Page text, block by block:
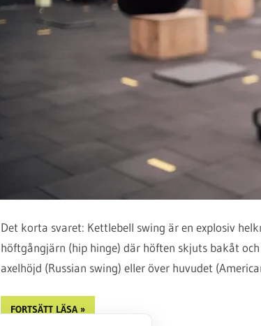
Det korta svaret: Kettlebell swing är en explosiv
höftgångjärn (hip hinge) där höften skjuts bakåt
axelhöjd (Russian swing) eller över huvudet
FORTSÄTT LÄSA